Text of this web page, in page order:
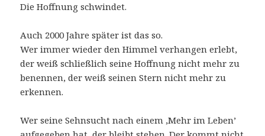
Die Hoffnung schwindet.
Auch 2000 Jahre später ist das so.
Wer immer wieder den Himmel verhangen erlebt,
der weiß schließlich seine Hoffnung nicht mehr zu
benennen, der weiß seinen Stern nicht mehr zu
erkennen.
Wer seine Sehnsucht nach einem ‚Mehr im Leben’